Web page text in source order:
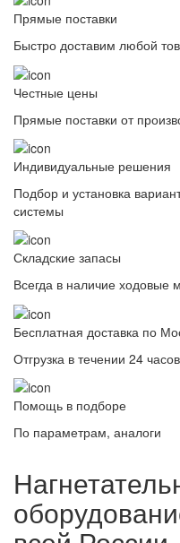
Прямые поставки
Быстро доставим любой
Честные цены
Прямые поставки от
Индивидуальные решения
Подбор и установка
системы
Складские запасы
Всегда в наличие ходовые
Бесплатная доставка по
Отгрузка в течении 24 часов
Помощь в подборе
По параметрам, аналоги